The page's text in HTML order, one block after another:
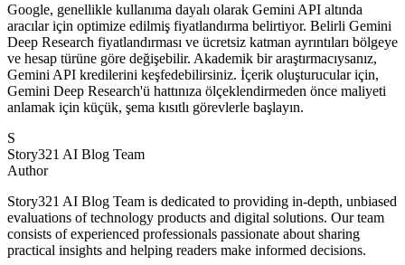
Google, genellikle kullanıma dayalı olarak Gemini API altında
aracılar için optimize edilmiş fiyatlandırma belirtiyor. Belirli Gemini
Deep Research fiyatlandırması ve ücretsiz katman ayrıntıları bölgeye
ve hesap türüne göre değişebilir. Akademik bir araştırmacıysanız,
Gemini API kredilerini keşfedebilirsiniz. İçerik oluşturucular için,
Gemini Deep Research'ü hattınıza ölçeklendirmeden önce maliyeti
anlamak için küçük, şema kısıtlı görevlerle başlayın.
S
Story321 AI Blog Team
Author
Story321 AI Blog Team is dedicated to providing in-depth, unbiased
evaluations of technology products and digital solutions. Our team
consists of experienced professionals passionate about sharing
practical insights and helping readers make informed decisions.